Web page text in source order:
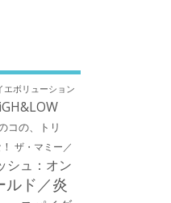
ボリューション
コの、トリ
ザ・マミー／
シュ：オン
ルド／炎